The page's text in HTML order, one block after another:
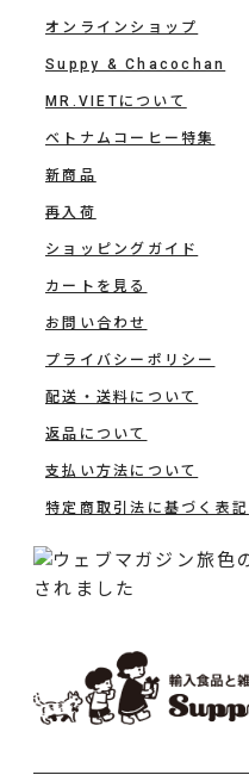
オンラインショップ
Suppy & Chacochan
MR.VIETについて
ベトナムコーヒー特集
新商品
再入荷
ショッピングガイド
カートを見る
お問い合わせ
プライバシーポリシー
配送・送料について
返品について
支払い方法について
特定商取引法に基づく表記